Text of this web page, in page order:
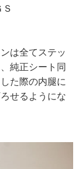
は全てステッ
純正シート同
た際の内腿に
せるようにな